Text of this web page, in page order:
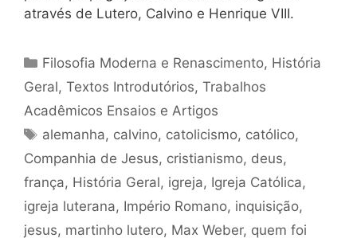
através de Lutero, Calvino e Henrique VIII.
Categorias
Filosofia Moderna e Renascimento, História
Geral, Textos Introdutórios, Trabalhos
Acadêmicos Ensaios e Artigos
Tags
alemanha, calvino, catolicismo, católico,
Companhia de Jesus, cristianismo, deus,
frança, História Geral, igreja, Igreja Católica,
igreja luterana, Império Romano, inquisição,
jesus, martinho lutero, Max Weber, quem foi